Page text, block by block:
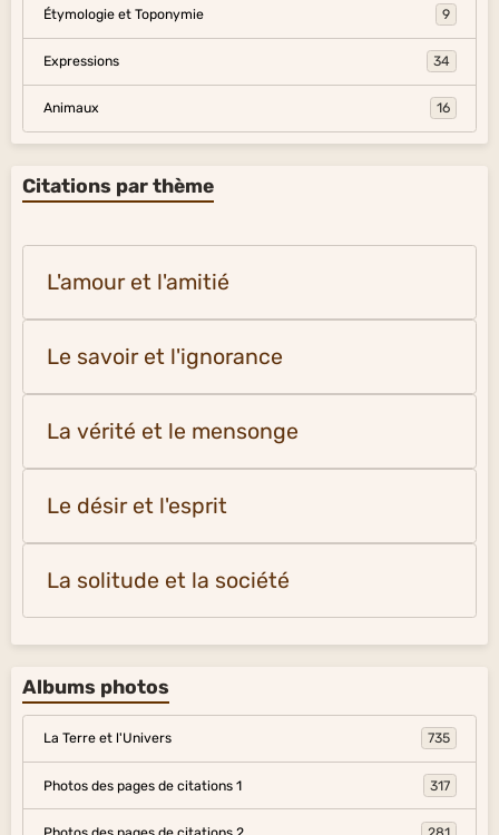
Étymologie et Toponymie 9
Expressions 34
Animaux 16
Citations par thème
L'amour et l'amitié
Le savoir et l'ignorance
La vérité et le mensonge
Le désir et l'esprit
La solitude et la société
Albums photos
La Terre et l'Univers 735
Photos des pages de citations 1 317